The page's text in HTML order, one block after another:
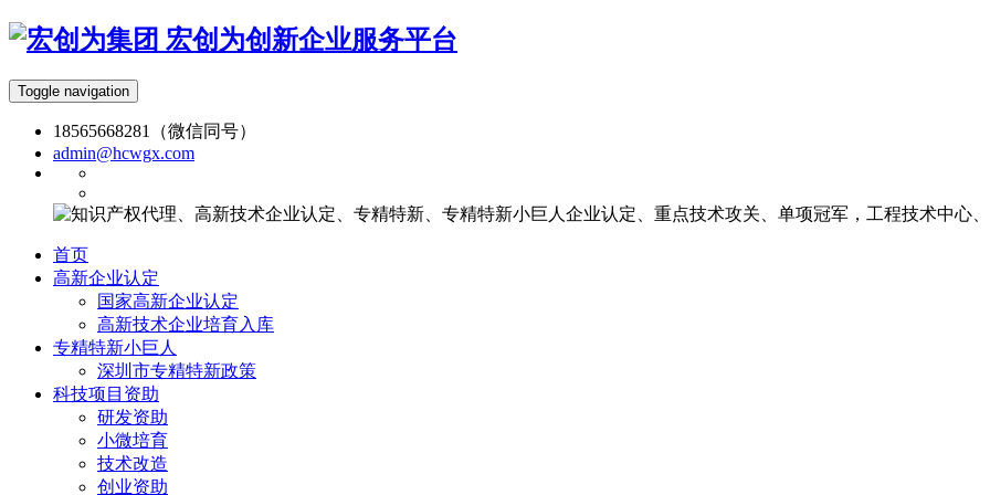
宏创为创新企业服务平台
Toggle navigation
18565668281（微信同号）
admin@hcwgx.com
首页
高新企业认定
国家高新企业认定
高新技术企业培育入库
专精特新小巨人
深圳市专精特新政策
科技项目资助
研发资助
小微培育
技术改造
创业资助